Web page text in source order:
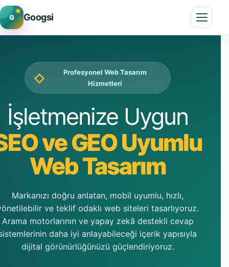
G Googsi
Menü
◇
Profesyonel Web Tasarım
Hizmetleri
İşletmenize Uygun
ve GEO Uyumlu
Web Tasarım
Markanızı doğru anlatan, mobil uyumlu, hızlı,
ve teklif odaklı web siteleri tasarlıyoruz.
Arama motorlarının ve yapay zekâ destekli cevap
daha iyi anlayabileceği içerik yapısıyla
dijital görünürlüğünüzü güçlendiriyoruz.